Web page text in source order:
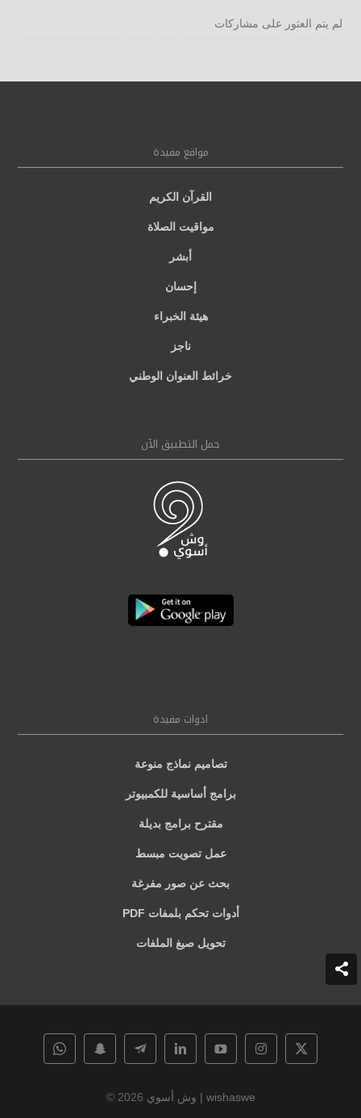
لم يتم العثور على مشاركات
مواقع مفيدة
القرآن الكريم
مواقيت الصلاة
أبشر
إحسان
هيئة الخبراء
ناجز
خرائط العنوان الوطني
حمل التطبيق الآن
ادوات مفيدة
تصاميم نماذج منوعة
برامج أساسية للكمبيوتر
مقترح برامج بديلة
عمل تصويت مبسط
بحث عن صور مفرغة
أدوات تحكم بلمفات PDF
تحويل صيغ الملفات
© 2026 وش أسوي | wishaswe